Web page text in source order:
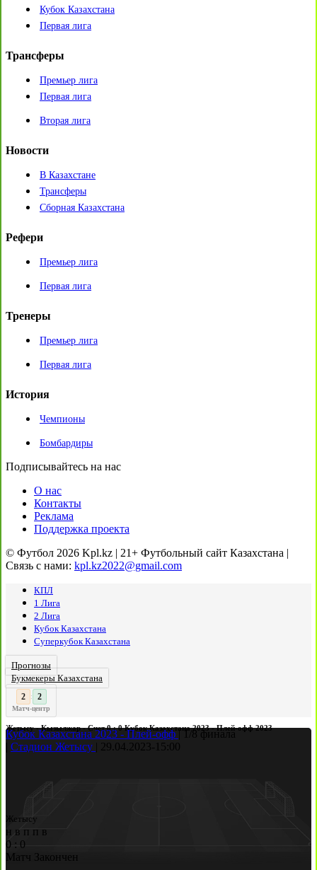
Кубок Казахстана
Первая лига
Трансферы
Премьер лига
Первая лига
Вторая лига
Новости
В Казахстане
Трансферы
Сборная Казахстана
Рефери
Премьер лига
Первая лига
Тренеры
Премьер лига
Первая лига
История
Чемпионы
Бомбардиры
Подписывайтесь на нас
О нас
Контакты
Реклама
Поддержка проекта
© Футбол 2026 Kpl.kz | 21+ Футбольный сайт Казахстана |
Связь с нами: kpl.kz2022@gmail.com
КПЛ
1 Лига
2 Лига
Кубок Казахстана
Суперкубок Казахстана
Прогнозы
Букмекеры Казахстана
3 : 2
Матч-центр
Жетысу - Кызылжар - Счет 0 : 0 Кубок Казахстана 2023 - Плей-офф 2023
Кубок Казахстана 2023 - Плей-офф| 1/8 финала
Стадион Жетысу 29.04.2023- 15:00
Жетысу
н в п п в
0 : 0
Матч Закончен